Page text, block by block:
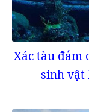
Xác tàu đắm
sinh vật